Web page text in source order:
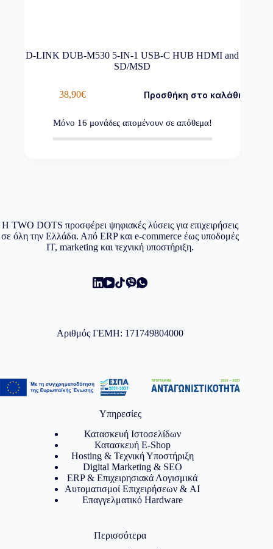
D-LINK DUB-M530 5-IN-1 USB-C HUB HDMI and
SD/MSD
38,90€ Προσθήκη στο καλάθι
Μόνο 16 μονάδες απομένουν σε απόθεμα!
Η TWO DOTS προσφέρει ψηφιακές λύσεις για επιχειρήσεις
σε όλη την Ελλάδα. Από ERP και e-commerce έως υποδομές
IT, marketing και τεχνική υποστήριξη.
Αριθμός ΓΕΜΗ: 171749804000
Υπηρεσίες
Κατασκευή Ιστοσελίδων
Κατασκευή E-Shop
Hosting & Τεχνική Υποστήριξη
Digital Marketing & SEO
ERP & Επιχειρησιακά Λογισμικά
Αυτοματισμοί Επιχειρήσεων & AI
Επαγγελματικό Hardware
Περισσότερα